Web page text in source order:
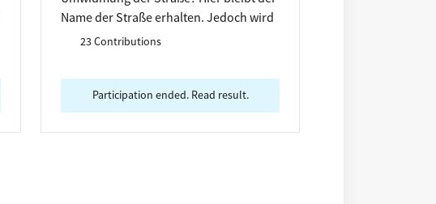
Name der Straße erhalten. Jedoch wird
der Namenspate eine andere Person mit
23 Contributions
Participation ended. Read result.